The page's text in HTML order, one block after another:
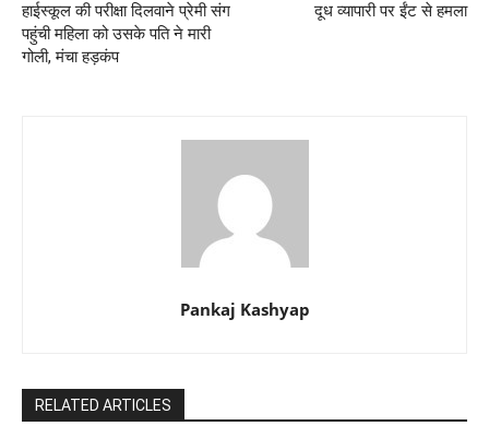
हाईस्कूल की परीक्षा दिलवाने प्रेमी संग
पहुंची महिला को उसके पति ने मारी
गोली, मंचा हड़कंप
दूध व्यापारी पर ईंट से हमला
Pankaj Kashyap
RELATED ARTICLES